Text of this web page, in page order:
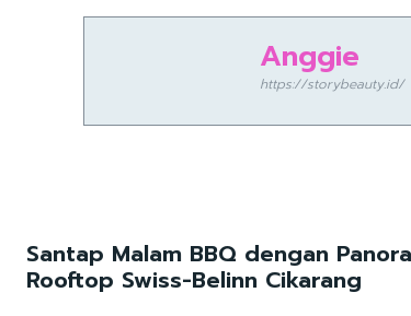
Anggie
https://storybeauty.id/
Santap Malam BBQ dengan
Rooftop Swiss-Belinn Cikarang